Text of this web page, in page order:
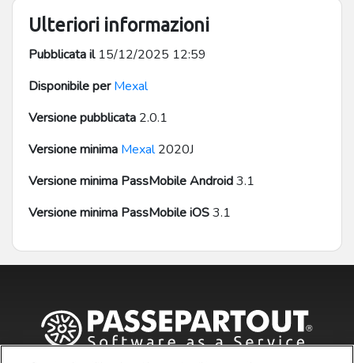
Ulteriori informazioni
Pubblicata il15/12/2025 12:59
Disponibile per Mexal
Versione pubblicata 2.0.1
Versione minima Mexal2020J
Versione minima PassMobile Android3.1
Versione minima PassMobile iOS3.1